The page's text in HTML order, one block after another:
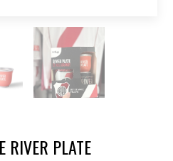
RIVER PLATE